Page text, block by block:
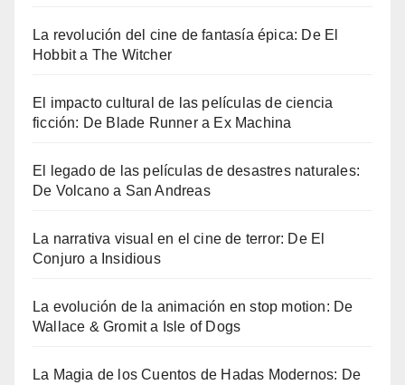
La revolución del cine de fantasía épica: De El
Hobbit a The Witcher
El impacto cultural de las películas de ciencia
ficción: De Blade Runner a Ex Machina
El legado de las películas de desastres naturales:
De Volcano a San Andreas
La narrativa visual en el cine de terror: De El
Conjuro a Insidious
La evolución de la animación en stop motion: De
Wallace & Gromit a Isle of Dogs
La Magia de los Cuentos de Hadas Modernos: De